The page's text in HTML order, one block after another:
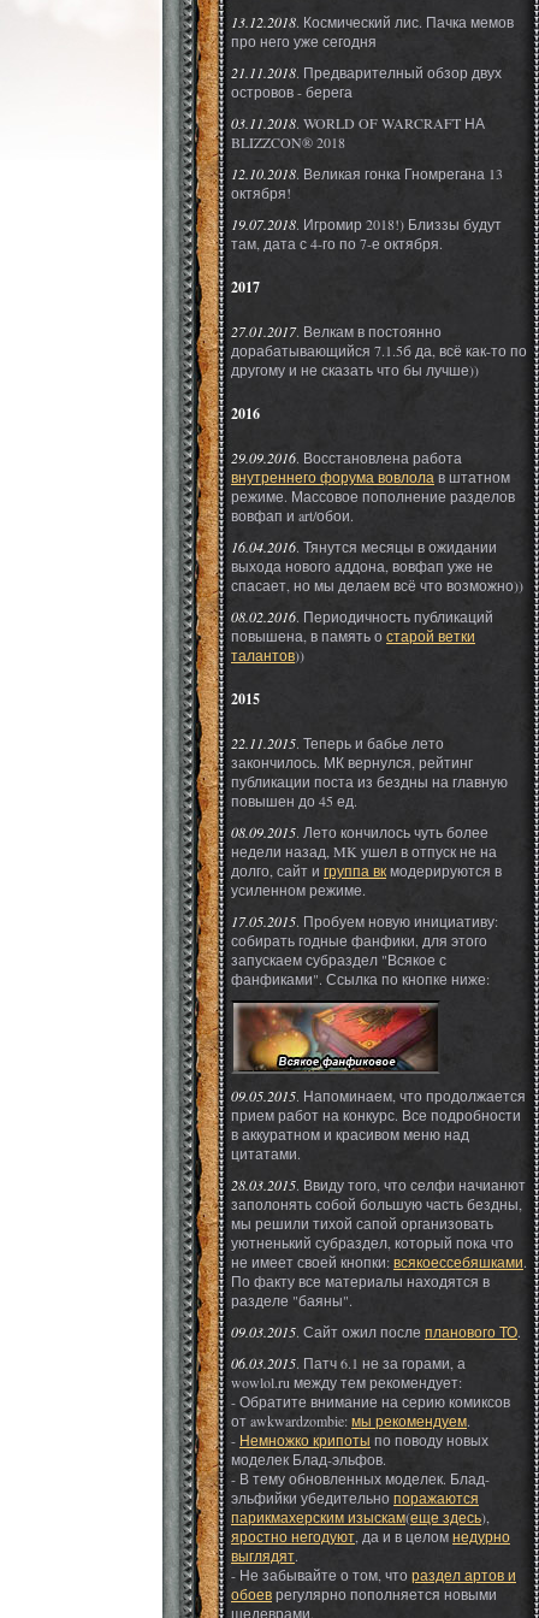
13.12.2018. Космический лис. Пачка мемов
про него уже сегодня
21.11.2018. Предварителный обзор двух
островов - берега
03.11.2018. WORLD OF WARCRAFT НА
BLIZZCON® 2018
12.10.2018. Великая гонка Гномрегана 13
октября!
19.07.2018. Игромир 2018!) Близзы будут
там, дата с 4-го по 7-е октября.
2017
27.01.2017. Велкам в постоянно
дорабатывающийся 7.1.5б да, всё как-то по
другому и не сказать что бы лучше))
2016
29.09.2016. Восстановлена работа
внутреннего форума вовлола в штатном
режиме. Массовое пополнение разделов
вовфап и art/обои.
16.04.2016. Тянутся месяцы в ожидании
выхода нового аддона, вовфап уже не
спасает, но мы делаем всё что возможно))
08.02.2016. Периодичность публикаций
повышена, в память остарой ветки
талантов))
2015
22.11.2015. Теперь и бабье лето
закончилось. МК вернулся, рейтинг
публикации поста из бездны на главную
повышен до 45 ед.
08.09.2015. Лето кончилось чуть более
недели назад, MK ушел в отпуск не на
долго, сайт и группа вкмодерируются в
усиленном режиме.
17.05.2015. Пробуем новую инициативу:
собирать годные фанфики, для этого
запускаем субраздел "Всякое с
фанфиками". Ссылка по кнопке ниже:
09.05.2015. Напоминаем, что продолжается
прием работ на конкурс. Все подробности
в аккуратном и красивом меню над
цитатами.
28.03.2015. Ввиду того, что селфи начианют
заполонять собой большую часть бездны,
мы решили тихой сапой организовать
уютненький субраздел, который пока что
не имеет своей кнопки:всякоессебяшками.
По факту все материалы находятся в
разделе "баяны".
09.03.2015. Сайт ожил после планового ТО.
06.03.2015. Патч 6.1 не за горами, а
wowlol.ru между тем рекомендует:
- Обратите внимание на серию комиксов
от awkwardzombie:мы рекомендуем.
- Немножко крипоты по поводу новых
моделек Блад-эльфов.
- В тему обновленных моделек. Блад-
эльфийки убедительнопоражаются
парикмахерским изыскам(еще здесь),
яростно негодуют , да и в целомнедурно
выглядят.
- Не забывайте о том, что раздел артов и
обоеврегулярно пополняется новыми
шедеврами.